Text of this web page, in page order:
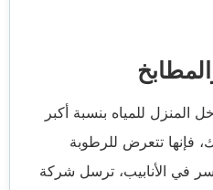
المنزل للمياه بنسبة أكبر
فإنها تتعرض للرطوبة
في الأنابيب، ترسل شركة